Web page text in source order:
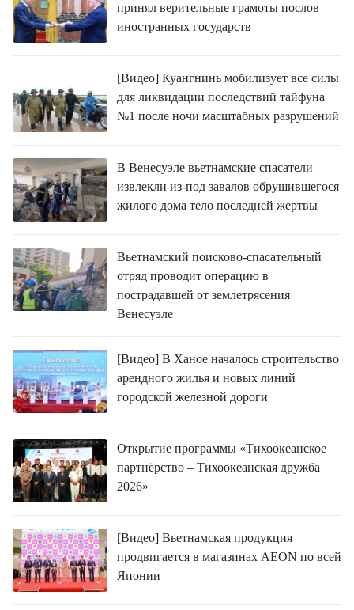
принял верительные грамоты послов
иностранных государств
[Видео] Куангнинь мобилизует все силы
для ликвидации последствий тайфуна
№1 после ночи масштабных разрушений
В Венесуэле вьетнамские спасатели
извлекли из-под завалов обрушившегося
жилого дома тело последней жертвы
Вьетнамский поисково-спасательный
отряд проводит операцию в
пострадавшей от землетрясения
Венесуэле
[Видео] В Ханое началось строительство
арендного жилья и новых линий
городской железной дороги
Открытие программы «Тихоокеанское
партнёрство – Тихоокеанская дружба
2026»
[Видео] Вьетнамская продукция
продвигается в магазинах AEON по всей
Японии